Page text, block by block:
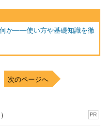
か――使い方や基礎知識を徹
次のページへ
PR